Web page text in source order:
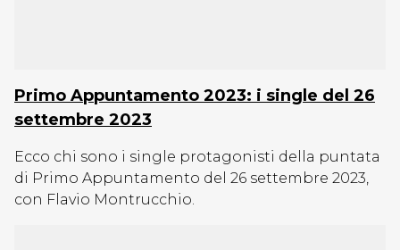
Primo Appuntamento 2023: i single del 26
settembre 2023
Ecco chi sono i single protagonisti della puntata
di Primo Appuntamento del 26 settembre 2023,
con Flavio Montrucchio.